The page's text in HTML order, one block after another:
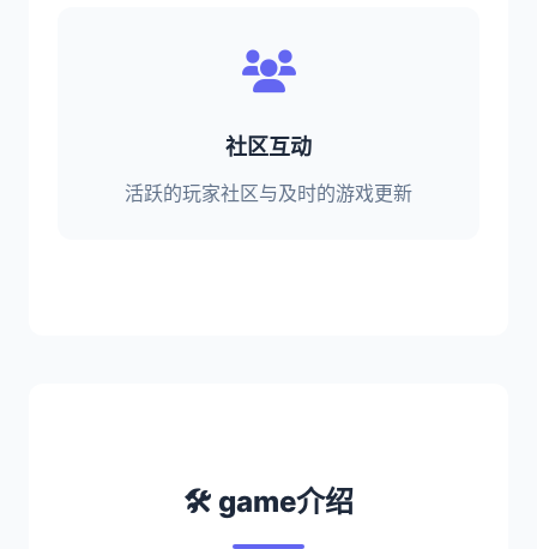
社区互动
活跃的玩家社区与及时的游戏更新
🛠️ game介绍